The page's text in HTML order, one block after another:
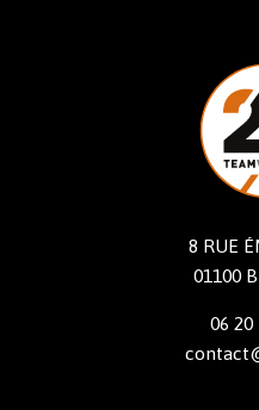
8 RUE
01100
06 20